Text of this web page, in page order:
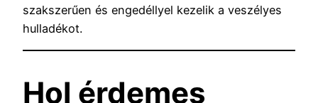
szakszerűen és engedéllyel kezelik a veszélyes
hulladékot.
Hol érdemes